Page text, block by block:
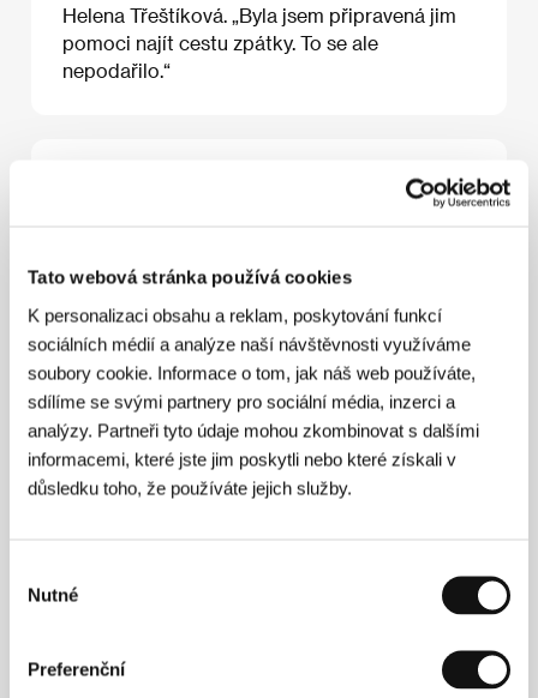
Tato webová stránka používá cookies
K personalizaci obsahu a reklam, poskytování funkcí
sociálních médií a analýze naší návštěvnosti využíváme
soubory cookie. Informace o tom, jak náš web používáte,
sdílíme se svými partnery pro sociální média, inzerci a
analýzy. Partneři tyto údaje mohou zkombinovat s dalšími
informacemi, které jste jim poskytli nebo které získali v
důsledku toho, že používáte jejich služby.
souhlasu
Nutné
Preferenční
Helena Třeštíková. „Byla jsem připravená jim
pomoci najít cestu zpátky. To se ale
nepodařilo.“
Režie Helena Třeštíková/ Scénář
/ KameraMartin Kubala, Vlastimil Hamerník
Anna Becková, Michael Třeštík/ ProducentAnna
Becková/ VýrobaČeská televize/Czech TV
Režie
problémů. Její specialitou je metoda „časosběrného“
sledování těhotné ženy přes porod až do půlroku